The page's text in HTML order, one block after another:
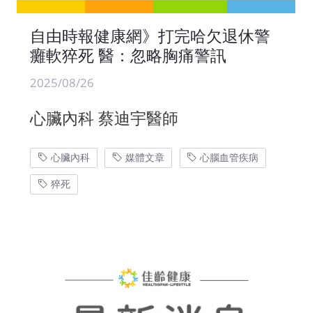
自由時報健康網》打完哈欠退休警
癱軟猝死 醫：忽略胸痛警訊
2025/08/26
心臟內科 蔡迪宇醫師
心臟內科 媒體文章
心腦血管疾病
猝死